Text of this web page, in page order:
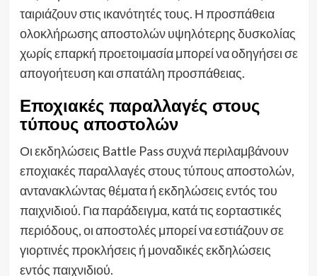
ταιριάζουν στις ικανότητές τους. Η προσπάθεια
ολοκλήρωσης αποστολών υψηλότερης δυσκολίας
χωρίς επαρκή προετοιμασία μπορεί να οδηγήσει σε
απογοήτευση και σπατάλη προσπάθειας.
Εποχιακές παραλλαγές στους
τύπους αποστολών
Οι εκδηλώσεις Battle Pass συχνά περιλαμβάνουν
εποχιακές παραλλαγές στους τύπους αποστολών,
αντανακλώντας θέματα ή εκδηλώσεις εντός του
παιχνιδιού. Για παράδειγμα, κατά τις εορταστικές
περιόδους, οι αποστολές μπορεί να εστιάζουν σε
γιορτινές προκλήσεις ή μοναδικές εκδηλώσεις
εντός παιχνιδιού.